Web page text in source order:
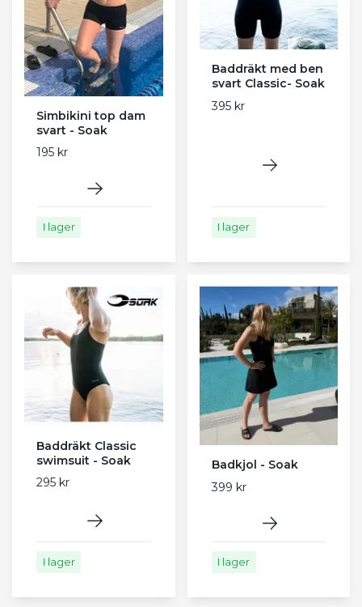
Simbikini top dam
svart - Soak
195 kr
I lager
Baddräkt med ben
svart Classic- Soak
395 kr
I lager
Baddräkt Classic
swimsuit - Soak
295 kr
I lager
Badkjol - Soak
399 kr
I lager